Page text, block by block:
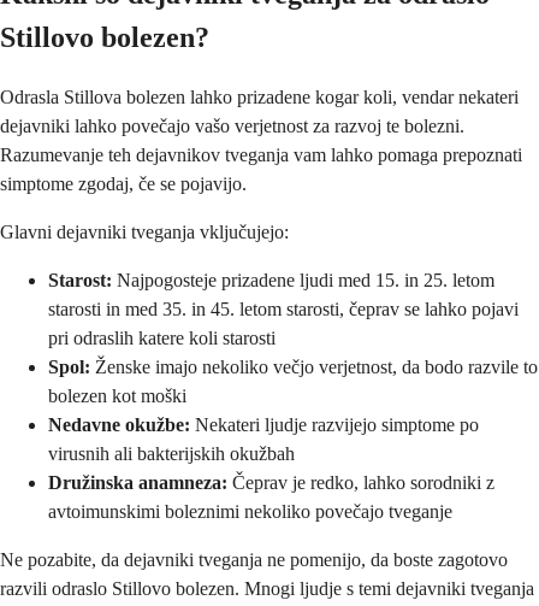
Stillovo bolezen?
Odrasla Stillova bolezen lahko prizadene kogar koli, vendar nekateri
dejavniki lahko povečajo vašo verjetnost za razvoj te bolezni.
Razumevanje teh dejavnikov tveganja vam lahko pomaga prepoznati
simptome zgodaj, če se pojavijo.
Glavni dejavniki tveganja vključujejo:
Starost: Najpogosteje prizadene ljudi med 15. in 25. letom
starosti in med 35. in 45. letom starosti, čeprav se lahko pojavi
pri odraslih katere koli starosti
Spol: Ženske imajo nekoliko večjo verjetnost, da bodo razvile to
bolezen kot moški
Nedavne okužbe: Nekateri ljudje razvijejo simptome po
virusnih ali bakterijskih okužbah
Družinska anamneza: Čeprav je redko, lahko sorodniki z
avtoimunskimi boleznimi nekoliko povečajo tveganje
Ne pozabite, da dejavniki tveganja ne pomenijo, da boste zagotovo
razvili odraslo Stillovo bolezen. Mnogi ljudje s temi dejavniki tveganja